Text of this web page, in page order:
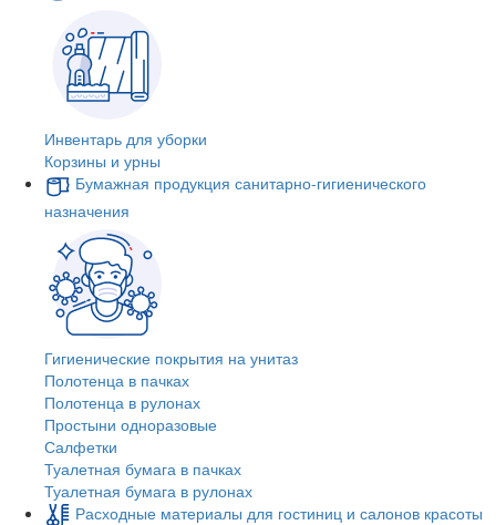
Инвентарь для уборки
Корзины и урны
Бумажная продукция санитарно-гигиенического
назначения
Гигиенические покрытия на унитаз
Полотенца в пачках
Полотенца в рулонах
Простыни одноразовые
Салфетки
Туалетная бумага в пачках
Туалетная бумага в рулонах
Расходные материалы для гостиниц и салонов красоты